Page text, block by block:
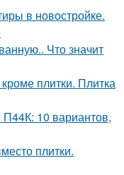
в новостройке.
Что значит
плитки. Плитка
10 вариантов,
плитки.